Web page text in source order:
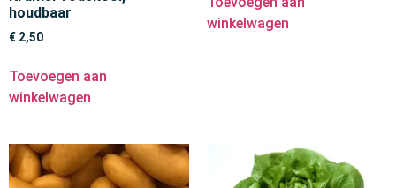
houdbaar
€ 2,50
Toevoegen aan
winkelwagen
winkelwagen